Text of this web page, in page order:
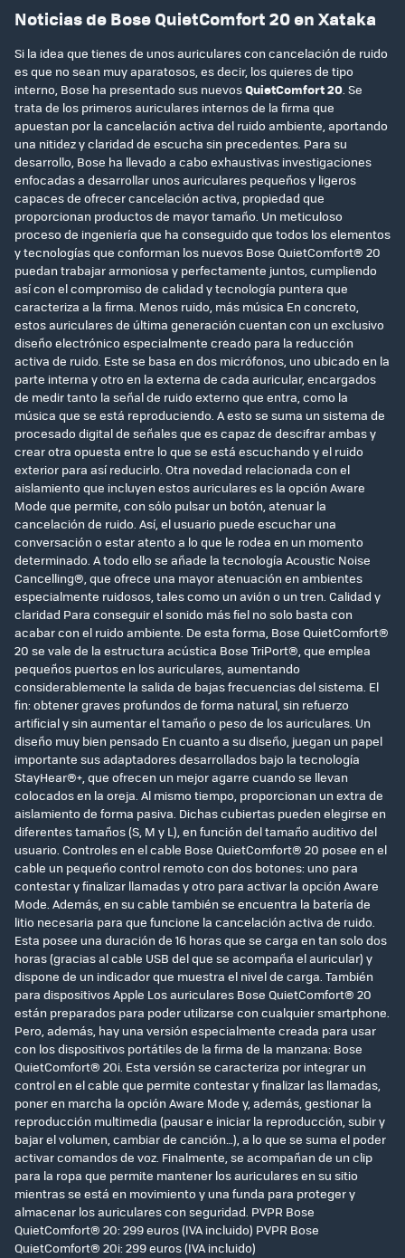
Noticias de Bose QuietComfort 20 en Xataka
Si la idea que tienes de unos auriculares con cancelación de ruido
es que no sean muy aparatosos, es decir, los quieres de tipo
interno, Bose ha presentado sus nuevosQuietComfort 20. Se
trata de los primeros auriculares internos de la firma que
apuestan por la cancelación activa del ruido ambiente, aportando
una nitidez y claridad de escucha sin precedentes. Para su
desarrollo, Bose ha llevado a cabo exhaustivas investigaciones
enfocadas a desarrollar unos auriculares pequeños y ligeros
capaces de ofrecer cancelación activa, propiedad que
proporcionan productos de mayor tamaño. Un meticuloso
proceso de ingeniería que ha conseguido que todos los elementos
y tecnologías que conforman los nuevos Bose QuietComfort® 20
puedan trabajar armoniosa y perfectamente juntos, cumpliendo
así con el compromiso de calidad y tecnología puntera que
caracteriza a la firma. Menos ruido, más música En concreto,
estos auriculares de última generación cuentan con un exclusivo
diseño electrónico especialmente creado para la reducción
activa de ruido. Este se basa en dos micrófonos, uno ubicado en la
parte interna y otro en la externa de cada auricular, encargados
de medir tanto la señal de ruido externo que entra, como la
música que se está reproduciendo. A esto se suma un sistema de
procesado digital de señales que es capaz de descifrar ambas y
crear otra opuesta entre lo que se está escuchando y el ruido
exterior para así reducirlo. Otra novedad relacionada con el
aislamiento que incluyen estos auriculares es la opción Aware
Mode que permite, con sólo pulsar un botón, atenuar la
cancelación de ruido. Así, el usuario puede escuchar una
conversación o estar atento a lo que le rodea en un momento
determinado. A todo ello se añade la tecnología Acoustic Noise
Cancelling®, que ofrece una mayor atenuación en ambientes
especialmente ruidosos, tales como un avión o un tren. Calidad y
claridad Para conseguir el sonido más fiel no solo basta con
acabar con el ruido ambiente. De esta forma, Bose QuietComfort®
20 se vale de la estructura acústica Bose TriPort®, que emplea
pequeños puertos en los auriculares, aumentando
considerablemente la salida de bajas frecuencias del sistema. El
fin: obtener graves profundos de forma natural, sin refuerzo
artificial y sin aumentar el tamaño o peso de los auriculares. Un
diseño muy bien pensado En cuanto a su diseño, juegan un papel
importante sus adaptadores desarrollados bajo la tecnología
StayHear®+, que ofrecen un mejor agarre cuando se llevan
colocados en la oreja. Al mismo tiempo, proporcionan un extra de
aislamiento de forma pasiva. Dichas cubiertas pueden elegirse en
diferentes tamaños (S, M y L), en función del tamaño auditivo del
usuario. Controles en el cable Bose QuietComfort® 20 posee en el
cable un pequeño control remoto con dos botones: uno para
contestar y finalizar llamadas y otro para activar la opción Aware
Mode. Además, en su cable también se encuentra la batería de
litio necesaria para que funcione la cancelación activa de ruido.
Esta posee una duración de 16 horas que se carga en tan solo dos
horas (gracias al cable USB del que se acompaña el auricular) y
dispone de un indicador que muestra el nivel de carga. También
para dispositivos Apple Los auriculares Bose QuietComfort® 20
están preparados para poder utilizarse con cualquier smartphone.
Pero, además, hay una versión especialmente creada para usar
con los dispositivos portátiles de la firma de la manzana: Bose
QuietComfort® 20i. Esta versión se caracteriza por integrar un
control en el cable que permite contestar y finalizar las llamadas,
poner en marcha la opción Aware Mode y, además, gestionar la
reproducción multimedia (pausar e iniciar la reproducción, subir y
bajar el volumen, cambiar de canción…), a lo que se suma el poder
activar comandos de voz. Finalmente, se acompañan de un clip
para la ropa que permite mantener los auriculares en su sitio
mientras se está en movimiento y una funda para proteger y
almacenar los auriculares con seguridad. PVPR Bose
QuietComfort® 20: 299 euros (IVA incluido) PVPR Bose
QuietComfort® 20i: 299 euros (IVA incluido)